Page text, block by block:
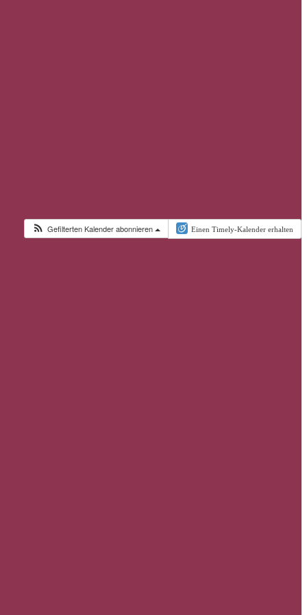
Gefilterten Kalender abonnieren Einen Timely-Kalender erhalten